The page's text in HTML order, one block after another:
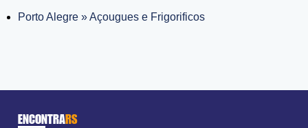
Porto Alegre » Açougues e Frigorificos
ENCONTRARS